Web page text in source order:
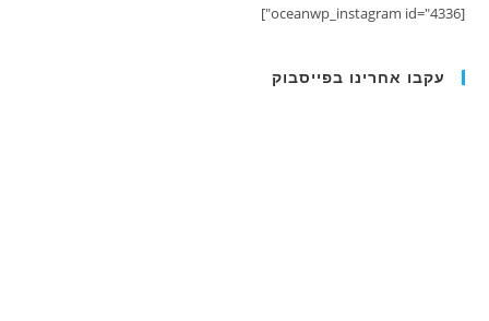
[oceanwp_instagram id="4336"]
עקבו אחרינו בפייסבוק